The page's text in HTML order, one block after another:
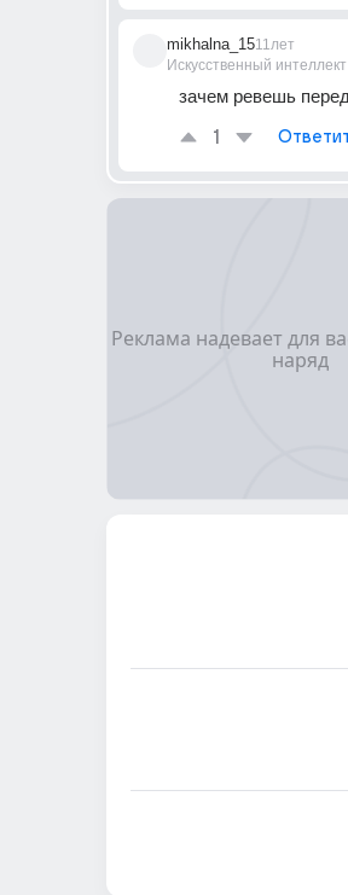
mikhalna_15
Искусственный интеллект
11лет
зачем ревешь
1